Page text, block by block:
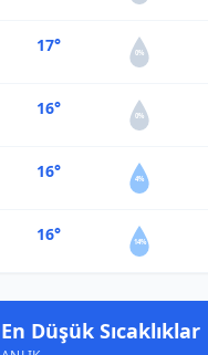
17° 0%
16° 0%
16° 4%
16° 14%
En Düşük Sıcaklıklar